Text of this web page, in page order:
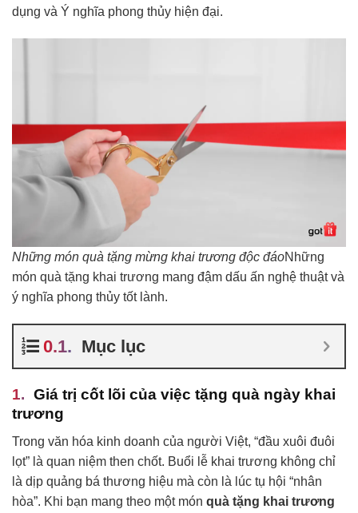
dụng và Ý nghĩa phong thủy hiện đại.
Những món quà tặng mừng khai trương độc đáoNhững
món quà tặng khai trương mang đậm dấu ấn nghệ thuật và
ý nghĩa phong thủy tốt lành.
Mục lục
Giá trị cốt lõi của việc tặng quà ngày khai
trương
Trong văn hóa kinh doanh của người Việt, “đầu xuôi đuôi
lọt” là quan niệm then chốt. Buổi lễ khai trương không chỉ
là dịp quảng bá thương hiệu mà còn là lúc tụ hội “nhân
hòa”. Khi bạn mang theo một món quà tặng khai trương